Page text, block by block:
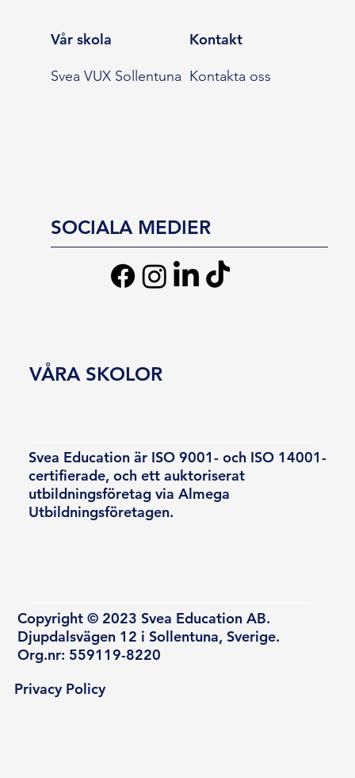
Vår skola
Svea VUX Sollentuna
Kontakt
Kontakta oss
SOCIALA MEDIER
Svea Education är ISO 9001- och ISO 14001-
certifierade, och ett auktoriserat
utbildningsföretag via Almega
Utbildningsföretagen.
Copyright © 2023 Svea Education AB.
Djupdalsvägen 12 i Sollentuna, Sverige.
Org.nr: 559119-8220
VÅRA SKOLOR
Privacy Policy